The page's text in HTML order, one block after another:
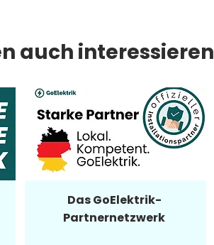
auch interessieren
Das GoElektrik-
Partnernetzwerk